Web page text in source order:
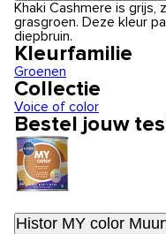
Khaki Cashmere is
grasgroen. Deze kleur
diepbruin.
Kleurfamilie
Groenen
Collectie
Voice of color
Bestel jouw
Histor MY color